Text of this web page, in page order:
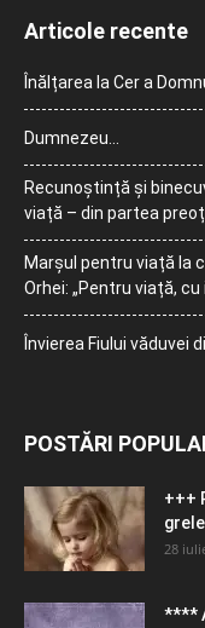
Articole recente
Înălțarea la Cer a
Dumnezeu…
Recunoștință și
viață – din partea
Marșul pentru viață la
Orhei: „Pentru viață,
Învierea Fiului văduvei
POSTĂRI
+++
28
****